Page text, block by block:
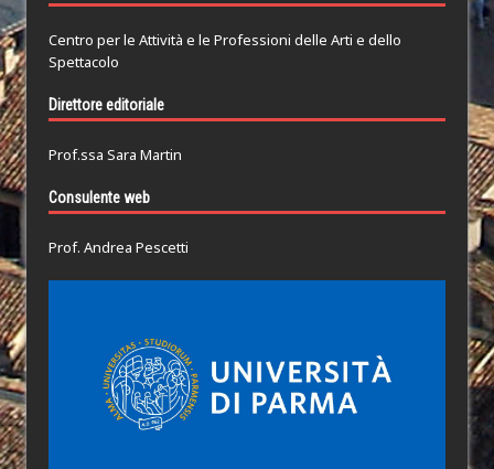
Centro per le Attività e le Professioni delle Arti e dello
Spettacolo
Direttore editoriale
Prof.ssa Sara Martin
Consulente web
Prof. Andrea Pescetti